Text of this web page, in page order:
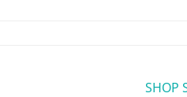
SHOP